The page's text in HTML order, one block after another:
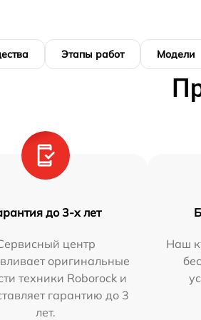
Этапы работ Модели
до 3-х лет
центр
оригинальные
техники Roborock и
гарантию до 3
лет.
Наш